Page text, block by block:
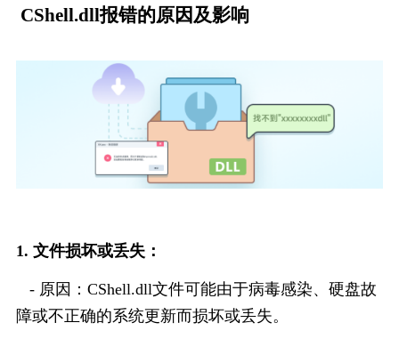
CShell.dll报错的原因及影响
1. 文件损坏或丢失：
- 原因：CShell.dll文件可能由于病毒感染、硬盘故
障或不正确的系统更新而损坏或丢失。